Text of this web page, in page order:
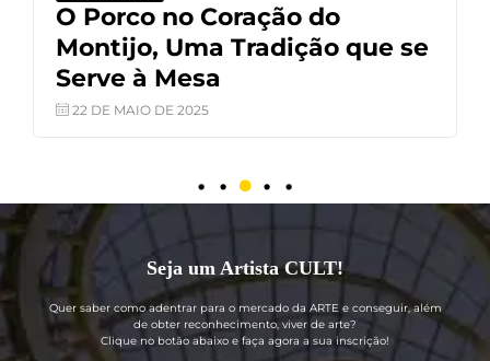
O Porco no Coração do
Montijo, Uma Tradição que se
Serve à Mesa
22 DE MAIO DE 2025
Seja um Artista CULT!
Quer saber como adentrar para o mercado da ARTE e conseguir, além
de obter reconhecimento, viver de arte?
Clique no botão abaixo e faça agora a sua inscrição!